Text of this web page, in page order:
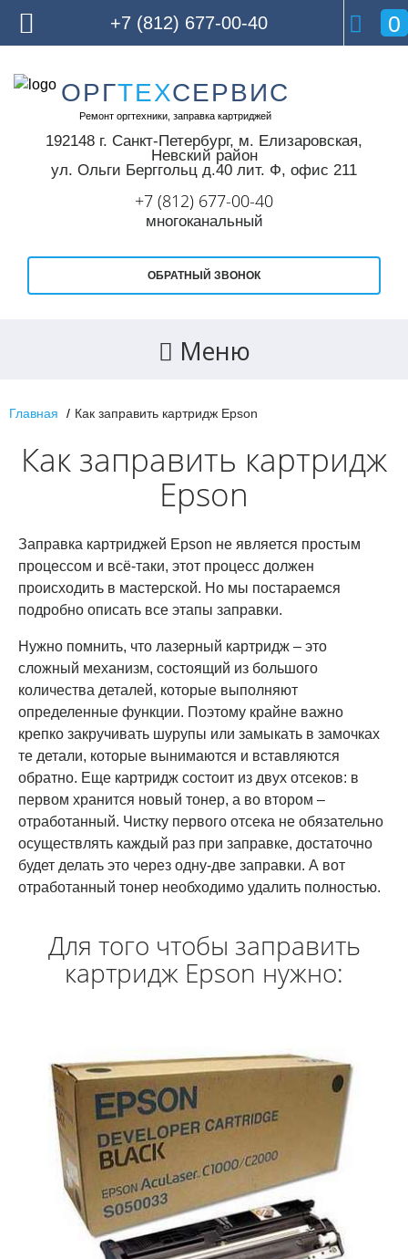
Skip
ОРГТЕХСЕРВИС
Ремонт оргтехники, заправка картриджей
192148 г. Санкт-Петербург, м. Елизаровская,
Невский район
ул. Ольги Берггольц д.40 лит. Ф, офис 211
+7 (812) 677-00-40
многоканальный
ОБРАТНЫЙ ЗВОНОК
Меню
Главная Как заправить картридж Epson
Как заправить картридж
Epson
Заправка картриджей Epson не является простым
процессом и всё-таки, этот процесс должен
происходить в мастерской. Но мы постараемся
подробно описать все этапы заправки.
Нужно помнить, что лазерный картридж – это
сложный механизм, состоящий из большого
количества деталей, которые выполняют
определенные функции. Поэтому крайне важно
крепко закручивать шурупы или замыкать в замочках
те детали, которые вынимаются и вставляются
обратно. Еще картридж состоит из двух отсеков: в
первом хранится новый тонер, а во втором –
отработанный. Чистку первого отсека не обязательно
осуществлять каждый раз при заправке, достаточно
будет делать это через одну-две заправки. А вот
отработанный тонер необходимо удалить полностью.
Для того чтобы заправить
картридж Epson нужно:
+7 (812) 677-00-40 0